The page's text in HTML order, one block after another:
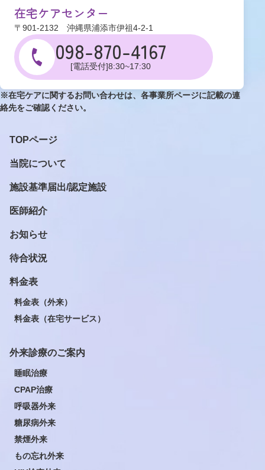
在宅ケアセンター
〒901-2132 沖縄県浦添市伊祖4-2-1
098-870-4167
[電話受付]8:30~17:30
※在宅ケアに関するお問い合わせは、各事業所ページに記載の連
絡先をご確認ください。
TOPページ
当院について
施設基準届出/認定施設
医師紹介
お知らせ
待合状況
料金表
料金表（外来）
料金表（在宅サービス）
外来診療のご案内
睡眠治療
CPAP治療
呼吸器外来
糖尿病外来
禁煙外来
もの忘れ外来